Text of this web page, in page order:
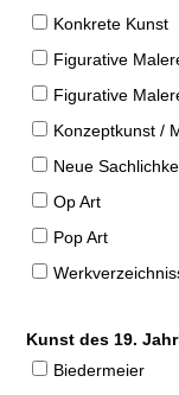
Konkrete Kunst
Figurative
Figurative
Konzeptkunst /
Neue
Op Art
Pop Art
Kunst des 19.
Biedermeier